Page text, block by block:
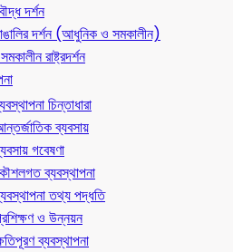
দর্শন
দর্শন (আধুনিক ও সমকালীন)
রাষ্ট্রদর্শন
চিন্তাধারা
ব্যবসায়
গবেষণা
ব্যবস্থাপনা
তথ্য পদ্ধতি
ও উন্নয়ন
ব্যবস্থাপনা